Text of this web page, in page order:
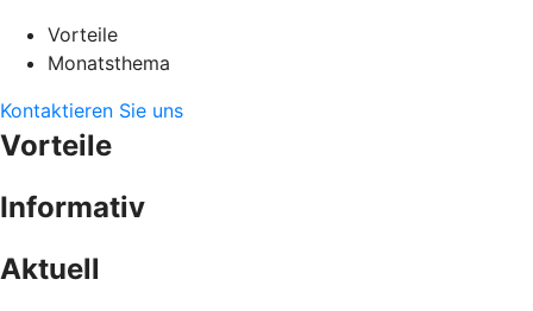
Vorteile
Monatsthema
Kontaktieren Sie uns
Vorteile
Informativ
Aktuell